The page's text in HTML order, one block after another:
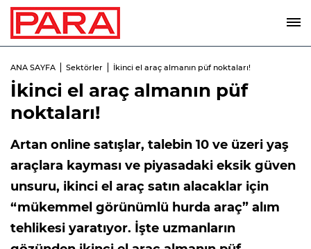
ANA SAYFA Sektörler İkinci el araç almanın püf noktaları!
İkinci el araç almanın püf
noktaları!
Artan online satışlar, talebin 10 ve üzeri yaş
araçlara kayması ve piyasadaki eksik güven
unsuru, ikinci el araç satın alacaklar için
“mükemmel görünümlü hurda araç” alım
tehlikesi yaratıyor. İşte uzmanların